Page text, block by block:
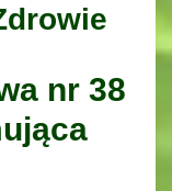
nr 38